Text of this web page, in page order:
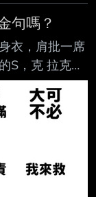
句嗎？
衣，肩批一席
S，克 拉克也
克拉克講過什